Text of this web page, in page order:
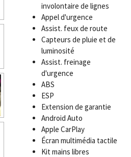
involontaire de lignes
Appel d'urgence
Assist. feux de route
Capteurs de pluie et de
luminosité
Assist. freinage
d'urgence
ABS
ESP
Extension de garantie
Android Auto
Apple CarPlay
Écran multimédia tactile
Kit mains libres